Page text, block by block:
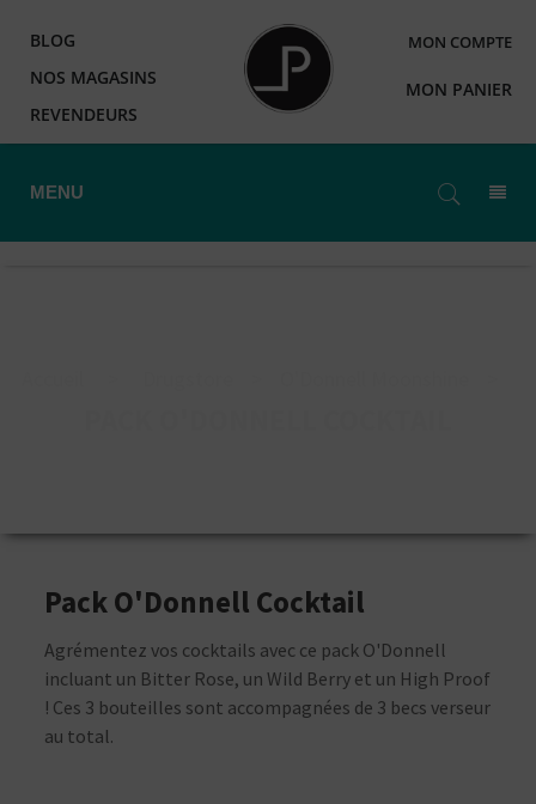
BLOG
NOS MAGASINS
REVENDEURS
MON COMPTE
MON PANIER
MENU
Pack O'Donnell Cocktail
Agrémentez vos cocktails avec ce pack O'Donnell
incluant un Bitter Rose, un Wild Berry et un High Proof
! Ces 3 bouteilles sont accompagnées de 3 becs verseur
au total.